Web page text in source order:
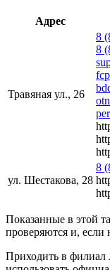
Адрес
Травяная ул., 26
8
8
ул. Шестакова, 28
8
Показанные в этой
проверяются и, если
Приходить в филиал